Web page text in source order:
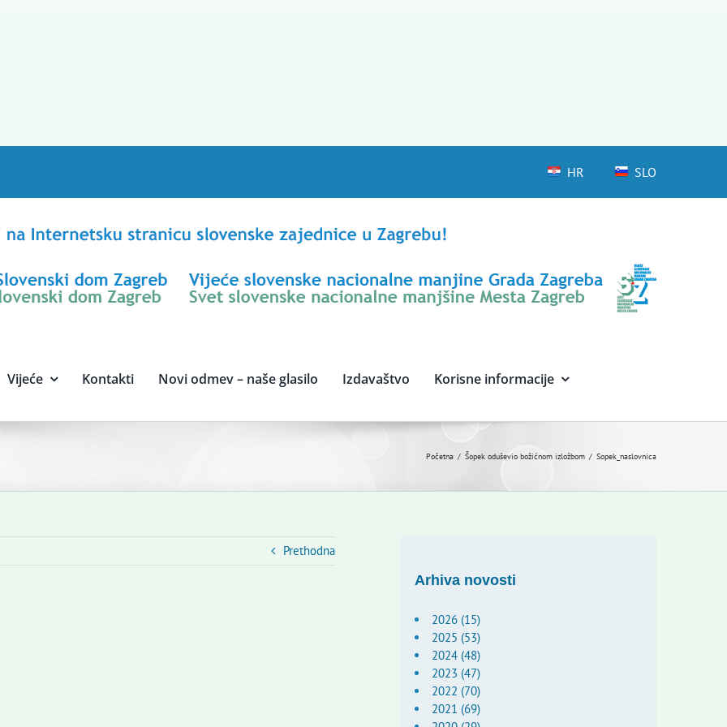
HR SLO
Vijeće Kontakti Novi odmev – naše glasilo Izdavaštvo Korisne informacije
Početna Šopek oduševio božićnom izložbom Sopek_naslovnica
Prethodna
Arhiva novosti
2026 (15)
2025 (53)
2024 (48)
2023 (47)
2022 (70)
2021 (69)